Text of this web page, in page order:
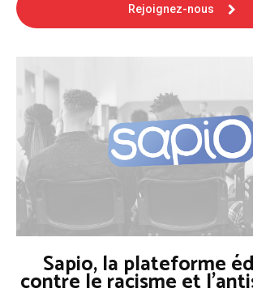
Rejoignez-nous
Sapio, la plateforme
contre le racisme et